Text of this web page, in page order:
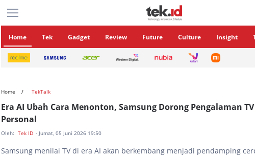
Home Tek Gadget Review Future Culture Insight
Home TekTalk
Era AI Ubah Cara Menonton, Samsung Dorong Pengalaman
Personal
Oleh: Tek ID - Jumat, 05 Juni 2026 19:50
Samsung menilai TV di era AI akan berkembang menjadi pendamping